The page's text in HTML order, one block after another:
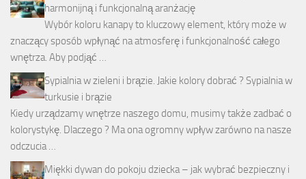
harmonijną i funkcjonalną aranżację
Wybór koloru kanapy to kluczowy element, który może w
znaczący sposób wpłynąć na atmosferę i funkcjonalność całego
wnętrza. Aby podjąć …
Sypialnia w zieleni i brązie. Jakie kolory dobrać ? Sypialnia w
turkusie i brązie
Kiedy urządzamy wnętrze naszego domu, musimy także zadbać o
kolorystykę. Dlaczego ? Ma ona ogromny wpływ zarówno na nasze
odczucia …
Miękki dywan do pokoju dziecka – jak wybrać bezpieczny i